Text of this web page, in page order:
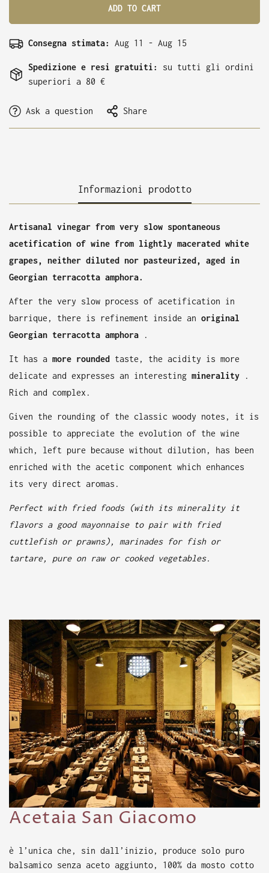
ADD TO CART
Consegna stimata: Aug 11 - Aug 15
Spedizione e resi gratuiti: su tutti gli ordini
superiori a 80 €
Ask a question Share
Informazioni prodotto
Artisanal vinegar from very slow spontaneous
acetification of wine from lightly macerated white
grapes, neither diluted nor pasteurized, aged in
Georgian terracotta amphora.
After the very slow process of acetification in
barrique, there is refinement inside an original
Georgian terracotta amphora .
It has a more rounded taste, the acidity is more
delicate and expresses an interesting minerality .
Rich and complex.
Given the rounding of the classic woody notes, it is
possible to appreciate the evolution of the wine
which, left pure because without dilution, has been
enriched with the acetic component which enhances
its very direct aromas.
Perfect with fried foods (with its minerality it
flavors a good mayonnaise to pair with fried
cuttlefish or prawns), marinades for fish or
tartare, pure on raw or cooked vegetables.
Acetaia San Giacomo
è l’unica che, sin dall’inizio, produce solo puro
balsamico senza aceto aggiunto, 100% da mosto cotto